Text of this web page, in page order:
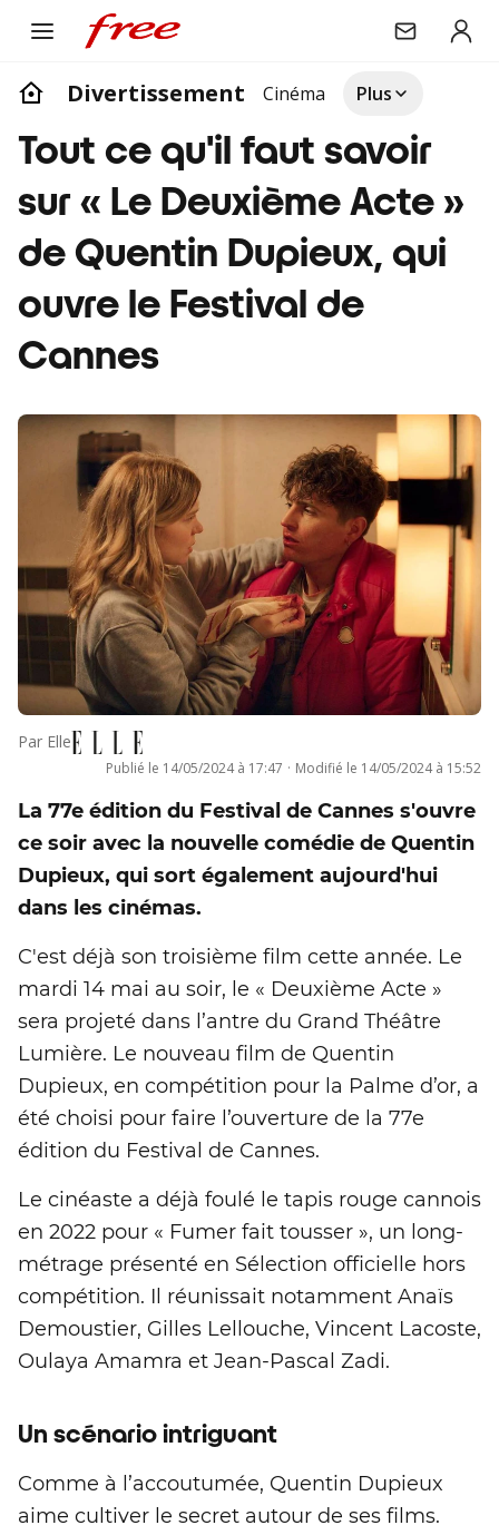
Divertissement Cinéma Plus
Tout ce qu'il faut savoir
sur « Le Deuxième Acte »
de Quentin Dupieux, qui
ouvre le Festival de
Cannes
Par Elle
Publié le 14/05/2024 à 17:47 · Modifié le 14/05/2024 à 15:52
La 77e édition du Festival de Cannes s'ouvre
ce soir avec la nouvelle comédie de Quentin
Dupieux, qui sort également aujourd'hui
dans les cinémas.
C'est déjà son troisième film cette année. Le
mardi 14 mai au soir, le « Deuxième Acte »
sera projeté dans l’antre du Grand Théâtre
Lumière. Le nouveau film de Quentin
Dupieux, en compétition pour la Palme d’or, a
été choisi pour faire l’ouverture de la 77e
édition du Festival de Cannes.
Le cinéaste a déjà foulé le tapis rouge cannois
en 2022 pour « Fumer fait tousser », un long-
métrage présenté en Sélection officielle hors
compétition. Il réunissait notamment Anaïs
Demoustier, Gilles Lellouche, Vincent Lacoste,
Oulaya Amamra et Jean-Pascal Zadi.
Un scénario intriguant
Comme à l’accoutumée, Quentin Dupieux
aime cultiver le secret autour de ses films.